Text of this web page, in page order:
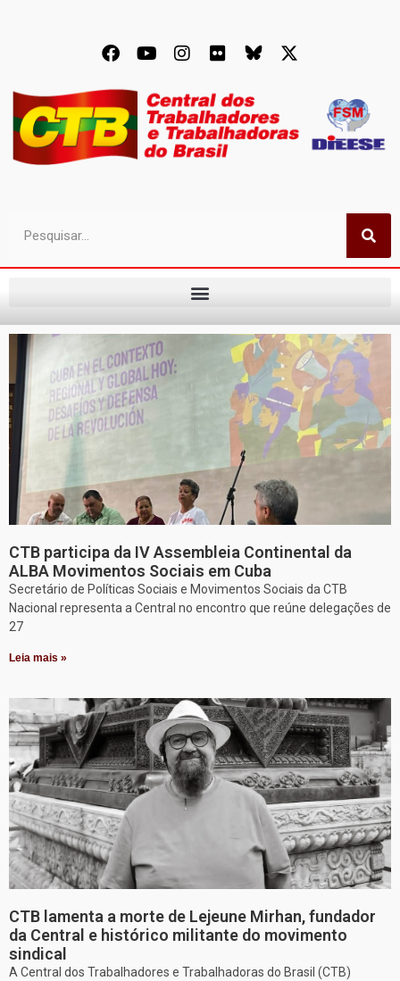
CTB participa da IV Assembleia Continental da
ALBA Movimentos Sociais em Cuba
Secretário de Políticas Sociais e Movimentos Sociais da CTB
Nacional representa a Central no encontro que reúne delegações de
27
Leia mais »
CTB lamenta a morte de Lejeune Mirhan, fundador
da Central e histórico militante do movimento
sindical
A Central dos Trabalhadores e Trabalhadoras do Brasil (CTB)